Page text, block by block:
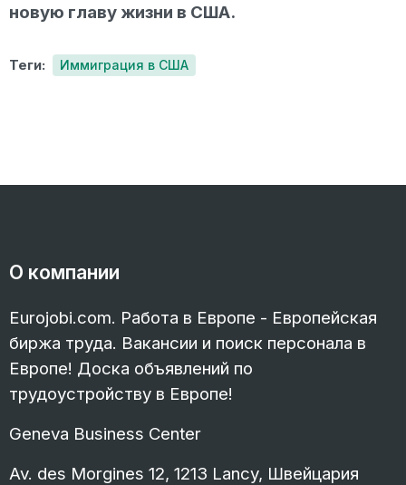
новую главу жизни в США.
Теги: Иммиграция в США
О компании
Eurojobi.com. Работа в Европе - Европейская
биржа труда. Вакансии и поиск персонала в
Европе! Доска объявлений по
трудоустройству в Европе!
Geneva Business Center
Av. des Morgines 12, 1213 Lancy, Швейцария